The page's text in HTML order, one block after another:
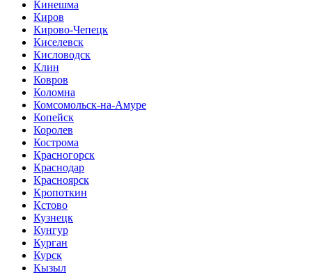
Кинешма
Киров
Кирово-Чепецк
Киселевск
Кисловодск
Клин
Ковров
Коломна
Комсомольск-на-Амуре
Копейск
Королев
Кострома
Красногорск
Краснодар
Красноярск
Кропоткин
Кстово
Кузнецк
Кунгур
Курган
Курск
Кызыл